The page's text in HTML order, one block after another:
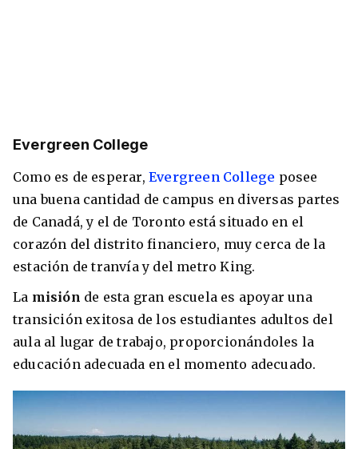
Evergreen College
Como es de esperar, Evergreen College posee
una buena cantidad de campus en diversas partes
de Canadá, y el de Toronto está situado en el
corazón del distrito financiero, muy cerca de la
estación de tranvía y del metro King.
La misión de esta gran escuela es apoyar una
transición exitosa de los estudiantes adultos del
aula al lugar de trabajo, proporcionándoles la
educación adecuada en el momento adecuado.